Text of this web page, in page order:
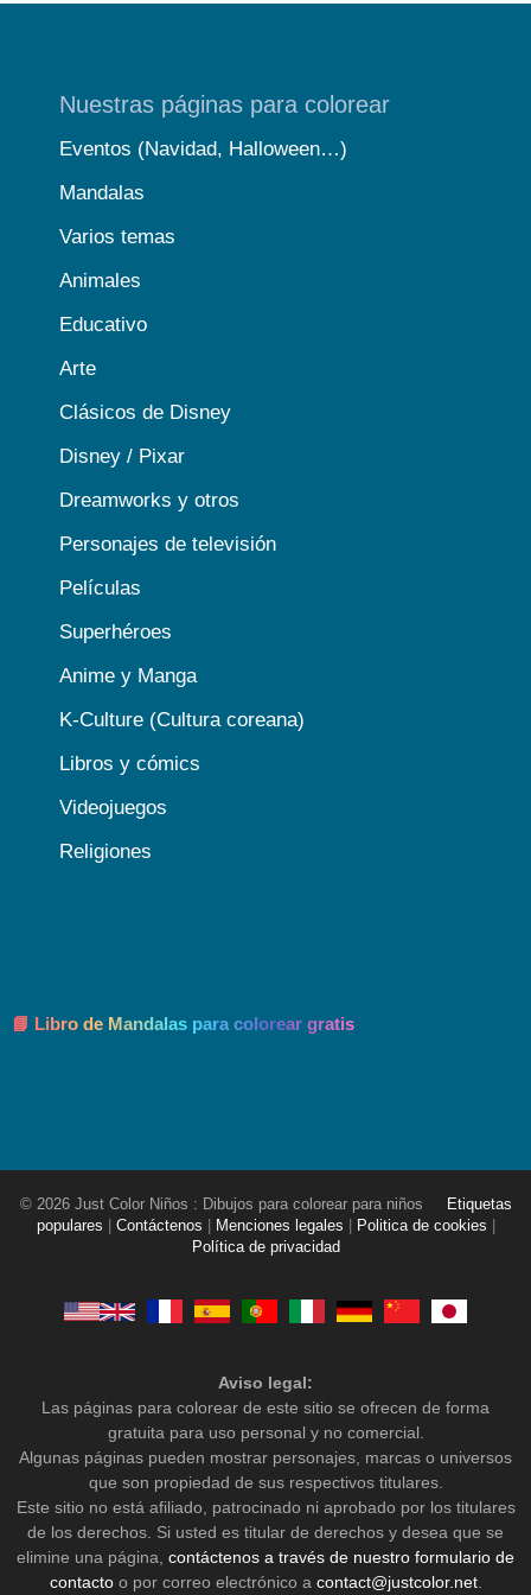
Nuestras páginas para colorear
Eventos (Navidad, Halloween…)
Mandalas
Varios temas
Animales
Educativo
Arte
Clásicos de Disney
Disney / Pixar
Dreamworks y otros
Personajes de televisión
Películas
Superhéroes
Anime y Manga
K-Culture (Cultura coreana)
Libros y cómics
Videojuegos
Religiones
📘 Libro de Mandalas para colorear gratis
© 2026 Just Color Niños : Dibujos para colorear para niños
Etiquetas
populares
Contáctenos Menciones legales Politica de cookies
Política de privacidad
Aviso legal:
Las páginas para colorear de este sitio se ofrecen de forma
gratuita para uso personal y no comercial.
Algunas páginas pueden mostrar personajes, marcas o universos
que son propiedad de sus respectivos titulares.
Este sitio no está afiliado, patrocinado ni aprobado por los titulares
de los derechos. Si usted es titular de derechos y desea que se
elimine una página, contáctenos a través de nuestro formulario de
contactoo por correo electrónico a contact@justcolor.net.